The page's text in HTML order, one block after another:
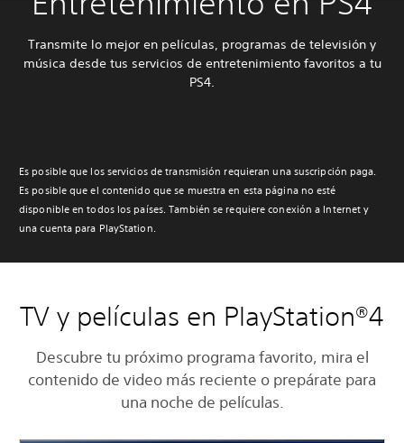
Transmite lo mejor en películas, programas de televisión y
música desde tus servicios de entretenimiento favoritos a tu
PS4.
Es posible que los servicios de transmisión requieran una suscripción paga.
Es posible que el contenido que se muestra en esta página no esté
disponible en todos los países. También se requiere conexión a Internet y
una cuenta para PlayStation.
TV y películas en PlayStation®4
Descubre tu próximo programa favorito, mira el
contenido de video más reciente o prepárate para
una noche de películas.